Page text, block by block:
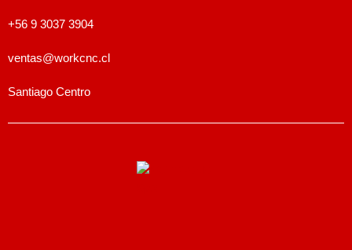
+56 9 3037 3904
ventas@workcnc.cl
Santiago Centro